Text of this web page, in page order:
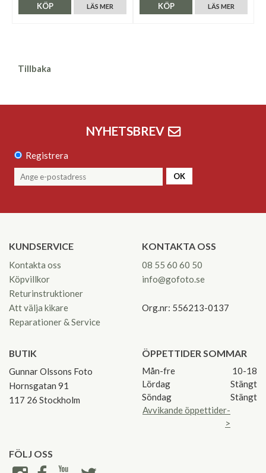
LÄS MER
KÖP LÄS MER
KÖP
Tillbaka
NYHETSBREV
Registrera
OK
KUNDSERVICE
Kontakta oss
Köpvillkor
Returinstruktioner
Att välja kikare
Reparationer & Service
KONTAKTA OSS
08 55 60 60 50
info@gofoto.se
Org.nr: 556213-0137
BUTIK
Gunnar Olssons Foto
Hornsgatan 91
117 26 Stockholm
ÖPPETTIDER SOMMAR
Mån-fre
10-18
Lördag
Stängt
Söndag
Stängt
Avvikande öppettider-
>
FÖLJ OSS